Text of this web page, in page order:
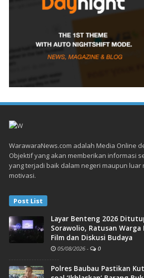
WarawaraNews.com adalah Media Online
Objektif yang akan memberikan informasi
yang terjadi baik dalam negeri maupun luar
motivasi.
Post List
Layar Benteng 2026
Sorawolio, Ratusan
Film dan Diskusi Budaya
05/08/2026 - 0
Polres Baubau Pastikan